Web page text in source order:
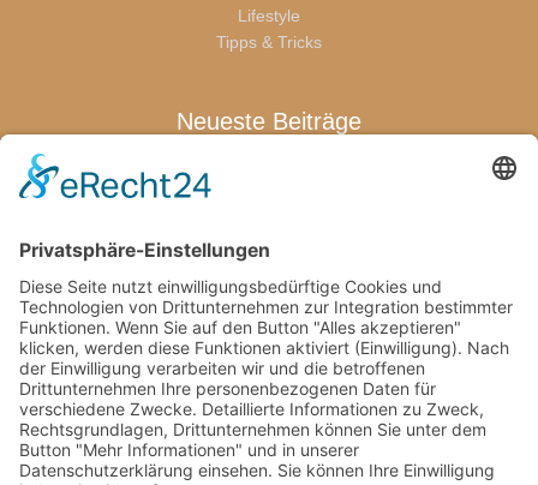
Lifestyle
Tipps & Tricks
Neueste Beiträge
Warum sich eine Terrassenüberdachung für die ganze Familie
Wenn der erste Abschied schwerfällt: Was Eltern jetzt wirklich
Welche Pflegeprodukte Eltern wirklich brauchen
Von den Bienen lernen: Kindern die Natur näherbringen
Wie Familien mit kindgerechten Pools stressfreie
Freizeitmomente zuhause schaffen